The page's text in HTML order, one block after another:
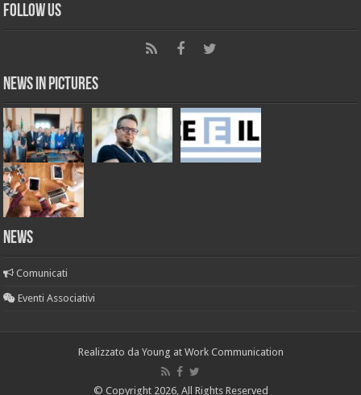
Follow Us
News in Pictures
NEWS
Comunicati
Eventi Associativi
Realizzato da Young at Work Communication
© Copyright 2026, All Rights Reserved